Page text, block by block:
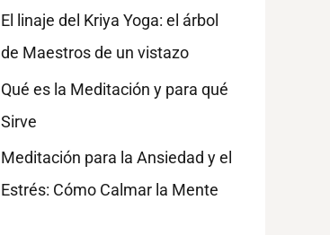
El linaje del Kriya Yoga: el árbol
de Maestros de un vistazo
Qué es la Meditación y para qué
Sirve
Meditación para la Ansiedad y el
Estrés: Cómo Calmar la Mente